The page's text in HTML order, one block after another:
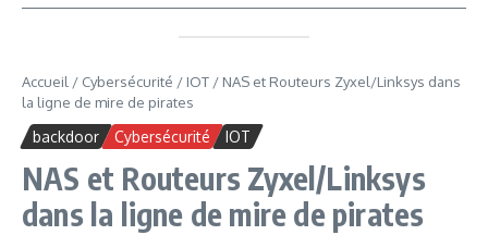
Accueil / Cybersécurité / IOT / NAS et Routeurs Zyxel/Linksys dans
la ligne de mire de pirates
backdoor Cybersécurité IOT
NAS et Routeurs Zyxel/Linksys
dans la ligne de mire de pirates